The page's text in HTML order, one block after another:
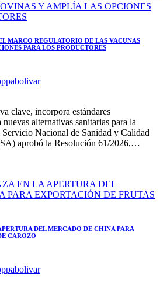
MARCO REGULATORIO DE LAS VACUNAS
PARA LOS PRODUCTORES
clave, incorpora estándares
alternativas sanitarias para la
Nacional de Sanidad y Calidad
aprobó la Resolución 61/2026,…
DEL MERCADO DE CHINA PARA
CAROZO